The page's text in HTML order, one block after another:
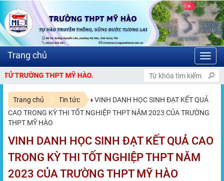
MỸ HÀO.
Trang chủ Tin tức
VINH DANH HỌC SINH ĐẠT KẾT QUẢ
CAO TRONG KỲ THI TỐT NGHIỆP THPT NĂM 2023 CỦA TRƯỜNG
THPT MỸ HÀO
VINH DANH HỌC SINH ĐẠT KẾT QUẢ CAO
TRONG KỲ THI TỐT NGHIỆP THPT NĂM
2023 CỦA TRƯỜNG THPT MỸ HÀO